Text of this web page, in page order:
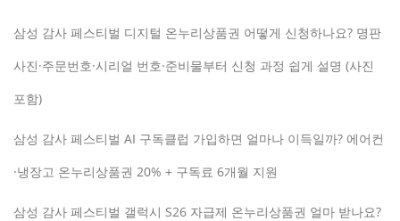
삼성 감사 페스티벌 디지털 온누리상품권 어떻게 신청하나요? 명판
사진·주문번호·시리얼 번호·준비물부터 신청 과정 쉽게 설명 (사진
포함)
삼성 감사 페스티벌 AI 구독클럽 가입하면 얼마나 이득일까? 에어컨
·냉장고 온누리상품권 20% + 구독료 6개월 지원
삼성 감사 페스티벌 갤럭시 S26 자급제 온누리상품권 얼마 받나요?